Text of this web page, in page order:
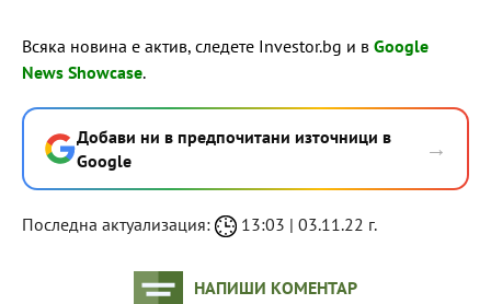
Всяка новина е актив, следете Investor.bg и в Google
News Showcase.
Добави ни в предпочитани източници в
Google
→
Последна актуализация: 13:03 | 03.11.22 г.
НАПИШИ КОМЕНТАР